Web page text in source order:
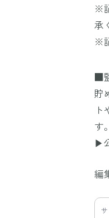
※
承
※
■
貯
す。
▶
編